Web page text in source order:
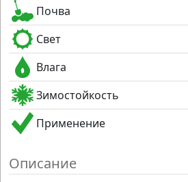
Почва
Свет
Влага
Зимостойкость
Применение
Описание